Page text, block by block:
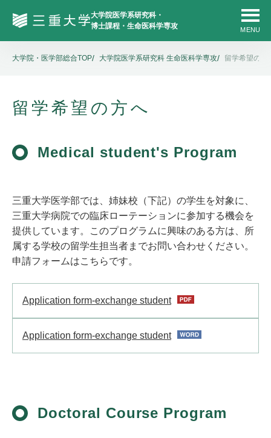
大学院・医学部総合TOP 大学院医学系研究科 生命医科学専攻 留学希望の方
留学希望の方へ
Medical student's Program
三重大学医学部では、姉妹校（下記）の学生を対象に、
三重大学病院での臨床ローテーションに参加する機会を
提供しています。このプログラムに興味のある方は、所
属する学校の留学生担当者までお問い合わせください。
申請フォームはこちらです。
Application form-exchange student
Application form-exchange student
Doctoral Course Program